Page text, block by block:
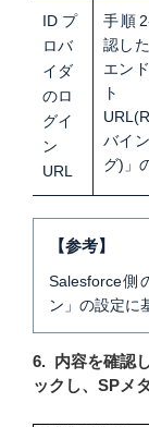
ID プ
ロバ
イダ
のロ
グイ
ン
URL
手順
認し
エン
ト
バイ
グ)」
【参考】
Salesforce側
ン」の設定に
6. 内容を確認
ックし、SPメ